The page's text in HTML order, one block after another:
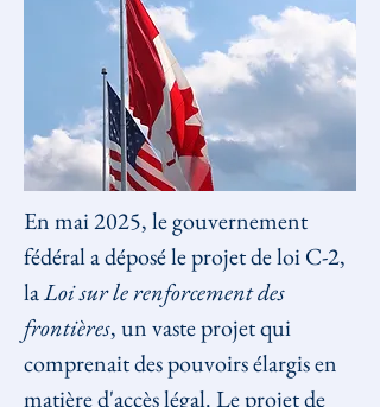
En mai 2025, le gouvernement
fédéral a déposé le projet de loi C-2,
la Loi sur le renforcement des
frontières, un vaste projet qui
comprenait des pouvoirs élargis en
matière d'accès légal. Le projet de